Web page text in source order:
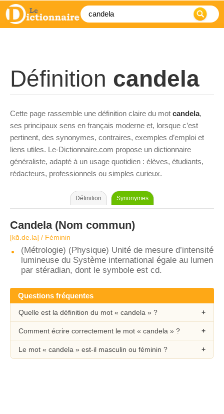
Définition candela
Cette page rassemble une définition claire du mot candela,
ses principaux sens en français moderne et, lorsque c’est
pertinent, des synonymes, contraires, exemples d’emploi et
liens utiles. Le-Dictionnaire.com propose un dictionnaire
généraliste, adapté à un usage quotidien : élèves, étudiants,
rédacteurs, professionnels ou simples curieux.
Définition Synonymes
Candela(Nom commun)
[kɑ̃.de.la] / Féminin
(Métrologie) (Physique) Unité de mesure d’intensité
lumineuse du Système international égale au lumen
par stéradian, dont le symbole est cd.
Questions fréquentes
Quelle est la définition du mot « candela » ?
Comment écrire correctement le mot « candela » ?
Le mot « candela » est-il masculin ou féminin ?